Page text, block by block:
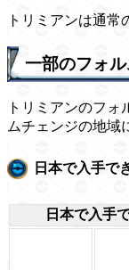
トリミアンは通常
一部のフォ
トリミアンのフ
ムチェンジの地域
日本で入手で
日本で入手